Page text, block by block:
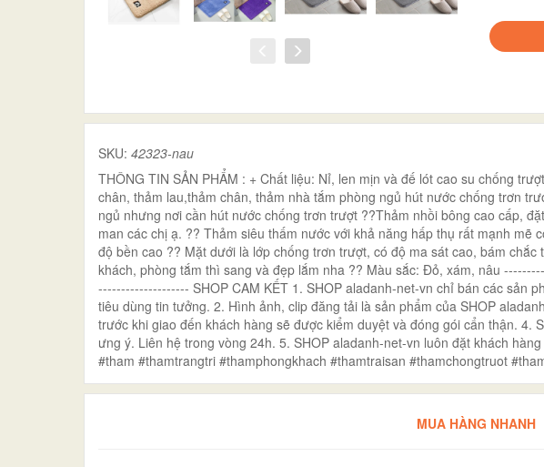
SKU: 42323-nau
THÔNG TIN SẢN PHẨM : + Chất liệu: Nỉ, len mịn và đế lót cao su chống
chân, thảm lau,thảm chân, thảm nhà tắm phòng ngủ hút nước chống trơn
ngủ nhưng nơi cần hút nước chống trơn trượt ??Thảm nhồi bông cao cấp,
man các chị ạ. ?? Thảm siêu thấm nước với khả năng hấp thụ rất mạnh mẽ
độ bền cao ?? Mặt dưới là lớp chống trơn trượt, có độ ma sát cao, bám
khách, phòng tắm thì sang và đẹp lắm nha ?? Màu sắc: Đỏ, xám, nâu
-------------------- SHOP CAM KẾT 1. SHOP aladanh-net-vn chỉ bán các sản
tiêu dùng tin tưởng. 2. Hình ảnh, clip đăng tải là sản phẩm của SHOP
trước khi giao đến khách hàng sẽ được kiểm duyệt và đóng gói cẩn thận. 4.
ưng ý. Liên hệ trong vòng 24h. 5. SHOP aladanh-net-vn luôn đặt khách
#tham #thamtrangtri #thamphongkhach #thamtraisan #thamchongtruot
MUA HÀNG NHANH